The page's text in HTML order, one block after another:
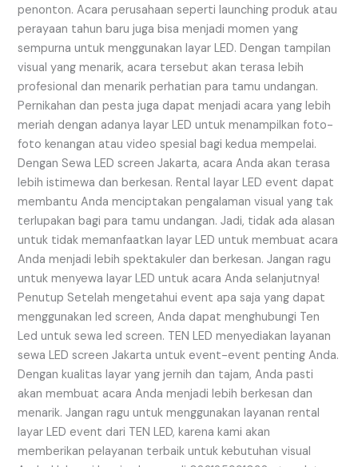
penonton. Acara perusahaan seperti launching produk atau
perayaan tahun baru juga bisa menjadi momen yang
sempurna untuk menggunakan layar LED. Dengan tampilan
visual yang menarik, acara tersebut akan terasa lebih
profesional dan menarik perhatian para tamu undangan.
Pernikahan dan pesta juga dapat menjadi acara yang lebih
meriah dengan adanya layar LED untuk menampilkan foto-
foto kenangan atau video spesial bagi kedua mempelai.
Dengan Sewa LED screen Jakarta, acara Anda akan terasa
lebih istimewa dan berkesan. Rental layar LED event dapat
membantu Anda menciptakan pengalaman visual yang tak
terlupakan bagi para tamu undangan. Jadi, tidak ada alasan
untuk tidak memanfaatkan layar LED untuk membuat acara
Anda menjadi lebih spektakuler dan berkesan. Jangan ragu
untuk menyewa layar LED untuk acara Anda selanjutnya!
Penutup Setelah mengetahui event apa saja yang dapat
menggunakan led screen, Anda dapat menghubungi Ten
Led untuk sewa led screen. TEN LED menyediakan layanan
sewa LED screen Jakarta untuk event-event penting Anda.
Dengan kualitas layar yang jernih dan tajam, Anda pasti
akan membuat acara Anda menjadi lebih berkesan dan
menarik. Jangan ragu untuk menggunakan layanan rental
layar LED event dari TEN LED, karena kami akan
memberikan pelayanan terbaik untuk kebutuhan visual